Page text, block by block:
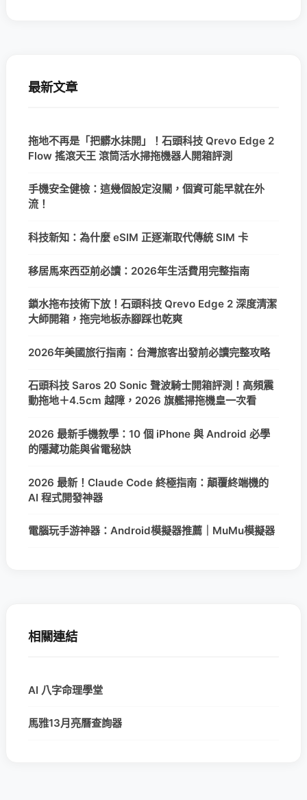
最新文章
拖地不再是「把髒水抹開」！石頭科技 Qrevo Edge 2
Flow 搖滾天王 滾筒活水掃拖機器人開箱評測
手機安全健檢：這幾個設定沒關，個資可能早就在外
流！
科技新知：為什麼 eSIM 正逐漸取代傳統 SIM 卡
移居馬來西亞前必讀：2026年生活費用完整指南
鎖水拖布技術下放！石頭科技 Qrevo Edge 2 深度清潔
大師開箱，拖完地板赤腳踩也乾爽
2026年美國旅行指南：台灣旅客出發前必讀完整攻略
石頭科技 Saros 20 Sonic 聲波騎士開箱評測！高頻震
動拖地＋4.5cm 越障，2026 旗艦掃拖機皇一次看
2026 最新手機教學：10 個 iPhone 與 Android 必學
的隱藏功能與省電秘訣
2026 最新！Claude Code 終極指南：顛覆終端機的
AI 程式開發神器
電腦玩手游神器：Android模擬器推薦｜MuMu模擬器
相關連結
AI 八字命理學堂
馬雅13月亮曆查詢器